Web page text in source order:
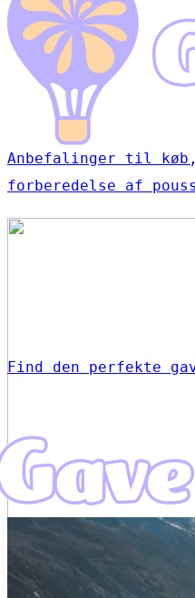
Anbefalinger til
forberedelse af
Find den perfekte